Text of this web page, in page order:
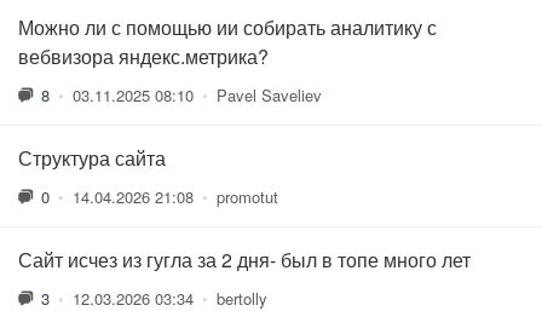
Можно ли с помощью ии собирать аналитику с
вебвизора яндекс.метрика?
8 • 03.11.2025 08:10 • Pavel Saveliev
Структура сайта
0 • 14.04.2026 21:08 • promotut
Сайт исчез из гугла за 2 дня- был в топе много лет
3 • 12.03.2026 03:34 • bertolly